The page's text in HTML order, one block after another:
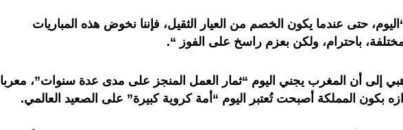
حتى عندما يكون الخصم من العيار الثقيل، فإننا نخوض هذه المباريات
باحترام، ولكن بعزم راسخ على الفوز “.
إلى أن المغرب يجني اليوم “ثمار العمل المنجز على مدى عدة سنوات”، معربا
بكون المملكة أصبحت تُعتبر اليوم “أمة كروية كبيرة” على الصعيد العالمي.